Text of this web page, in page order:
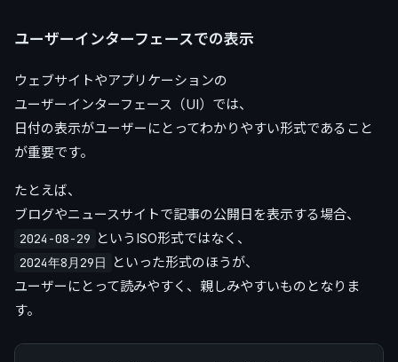
ユーザーインターフェースでの表示
ウェブサイトやアプリケーションの
ユーザーインターフェース（UI）では、
日付の表示がユーザーにとってわかりやすい形式であること
が重要です。
たとえば、
ブログやニュースサイトで記事の公開日を表示する場合、
2024-08-29 というISO形式ではなく、
2024年8月29日
といった形式のほうが、
ユーザーにとって読みやすく、親しみやすいものとなりま
す。